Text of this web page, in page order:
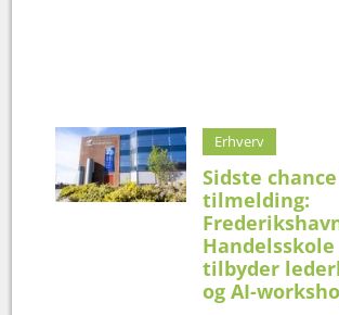
Erhverv
Sidste
tilmelding:
Handelsskole
tilbyder
og AI-